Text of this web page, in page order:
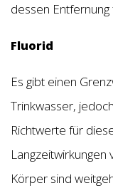
dessen
Fluorid
Es gibt einen
Trinkwasser,
Richtwerte für
Körper sind